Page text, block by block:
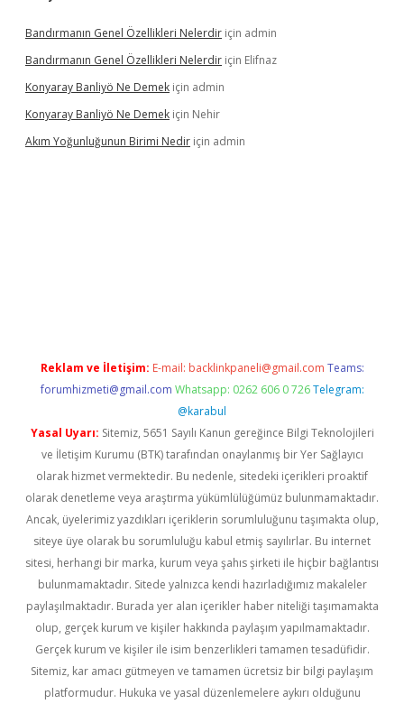
Bandırmanın Genel Özellikleri Nelerdir için admin
Bandırmanın Genel Özellikleri Nelerdir için Elifnaz
Konyaray Banliyö Ne Demek için admin
Konyaray Banliyö Ne Demek için Nehir
Akım Yoğunluğunun Birimi Nedir için admin
Reklam ve İletişim: E-mail: backlinkpaneli@gmail.com Teams:
forumhizmeti@gmail.com Whatsapp: 0262 606 0 726 Telegram:
@karabul
Yasal Uyarı: Sitemiz, 5651 Sayılı Kanun gereğince Bilgi Teknolojileri
ve İletişim Kurumu (BTK) tarafından onaylanmış bir Yer Sağlayıcı
olarak hizmet vermektedir. Bu nedenle, sitedeki içerikleri proaktif
olarak denetleme veya araştırma yükümlülüğümüz bulunmamaktadır.
Ancak, üyelerimiz yazdıkları içeriklerin sorumluluğunu taşımakta olup,
siteye üye olarak bu sorumluluğu kabul etmiş sayılırlar. Bu internet
sitesi, herhangi bir marka, kurum veya şahıs şirketi ile hiçbir bağlantısı
bulunmamaktadır. Sitede yalnızca kendi hazırladığımız makaleler
paylaşılmaktadır. Burada yer alan içerikler haber niteliği taşımamakta
olup, gerçek kurum ve kişiler hakkında paylaşım yapılmamaktadır.
Gerçek kurum ve kişiler ile isim benzerlikleri tamamen tesadüfidir.
Sitemiz, kar amacı gütmeyen ve tamamen ücretsiz bir bilgi paylaşım
platformudur. Hukuka ve yasal düzenlemelere aykırı olduğunu